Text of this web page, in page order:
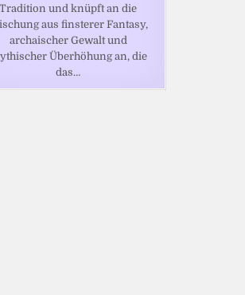
Tradition und knüpft an die
aus finsterer Fantasy,
archaischer Gewalt und
Überhöhung an, die
das…